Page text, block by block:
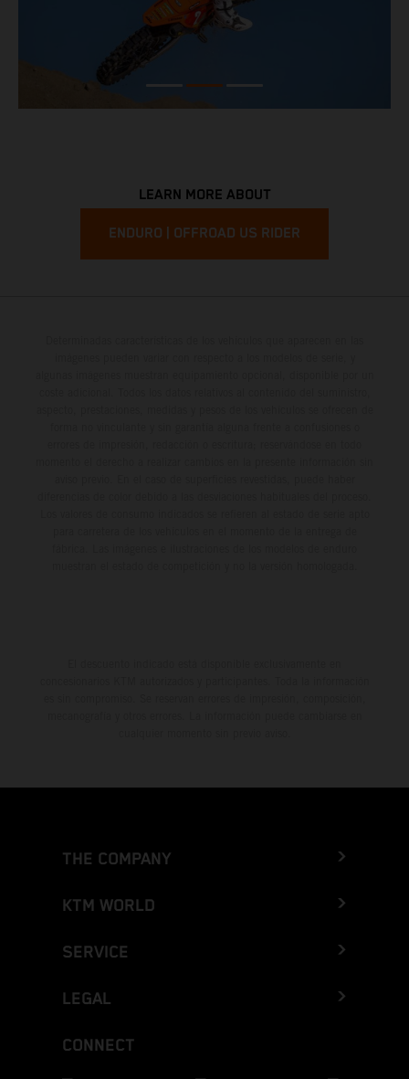
LEARN MORE ABOUT
ENDURO | OFFROAD US RIDER
THE COMPANY
KTM WORLD
SERVICE
LEGAL
CONNECT